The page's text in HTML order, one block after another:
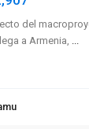
del
a Armenia, ...